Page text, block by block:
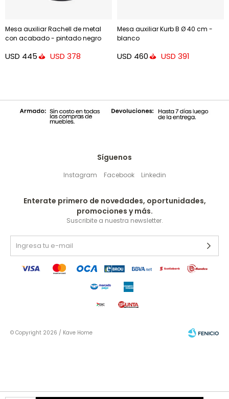
Mesa auxiliar Rachell de metal
con acabado - pintado negro
USD 445 USD 378
Mesa auxiliar Kurb B Ø 40 cm -
blanco
USD 460 USD 391
Síguenos
Instagram Facebook Linkedin
Enterate primero de novedades, oportunidades,
promociones y más.
Suscribite a nuestra newsletter.
© Copyright 2026 / Kave Home